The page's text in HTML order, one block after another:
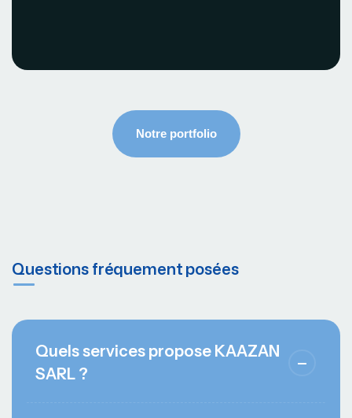
Voir le projet
Questions fréquement posées
Quels services propose KAAZAN
SARL ?